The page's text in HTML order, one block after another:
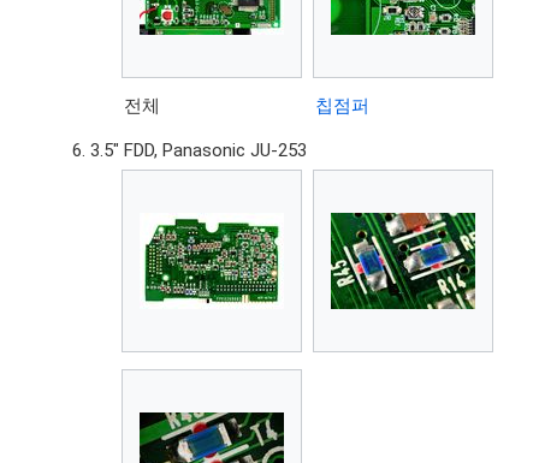
전체 칩점퍼
3.5" FDD, Panasonic JU-253